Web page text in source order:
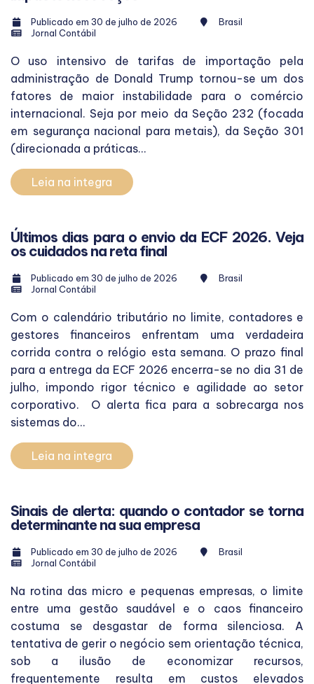
Publicado em 30 de julho de 2026
Brasil
Jornal Contábil
O uso intensivo de tarifas de importação pela
administração de Donald Trump tornou-se um dos
fatores de maior instabilidade para o comércio
internacional. Seja por meio da Seção 232 (focada
em segurança nacional para metais), da Seção 301
(direcionada a práticas...
Leia na integra
Últimos dias para o envio da ECF 2026. Veja
os cuidados na reta final
Publicado em 30 de julho de 2026
Brasil
Jornal Contábil
Com o calendário tributário no limite, contadores e
gestores financeiros enfrentam uma verdadeira
corrida contra o relógio esta semana. O prazo final
para a entrega da ECF 2026 encerra-se no dia 31 de
julho, impondo rigor técnico e agilidade ao setor
corporativo. O alerta fica para a sobrecarga nos
sistemas do...
Leia na integra
Sinais de alerta: quando o contador se torna
determinante na sua empresa
Publicado em 30 de julho de 2026
Brasil
Jornal Contábil
Na rotina das micro e pequenas empresas, o limite
entre uma gestão saudável e o caos financeiro
costuma se desgastar de forma silenciosa. A
tentativa de gerir o negócio sem orientação técnica,
sob a ilusão de economizar recursos,
frequentemente resulta em custos elevados